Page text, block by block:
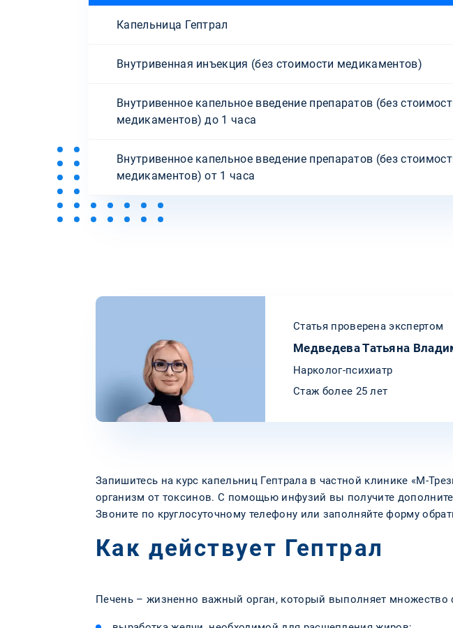
Капельница Гептрал
Внутривенная инъекция (без стоимости медикаментов)
Внутривенное капельное введение препаратов (без
медикаментов) до 1 часа
Внутривенное капельное введение препаратов (без
медикаментов) от 1 часа
Статья проверена экспертом
Медведева Татьяна
Нарколог-психиатр
Стаж более 25 лет
Запишитесь на курс капельниц Гептрала в частной клинике «М-
организм от токсинов. С помощью инфузий вы получите
Звоните по круглосуточному телефону или заполняйте форму
Как действует Гептрал
Печень – жизненно важный орган, который выполняет множество